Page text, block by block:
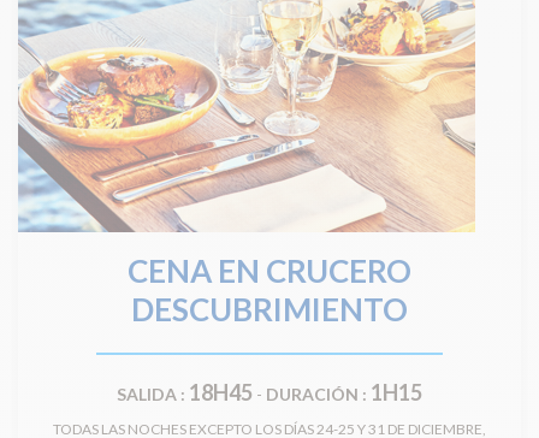
CENA EN CRUCERO
DESCUBRIMIENTO
SALIDA : 18H45 - DURACIÓN : 1H15
TODAS LAS NOCHES EXCEPTO LOS DÍAS 24-25 Y 31 DE DICIEMBRE,